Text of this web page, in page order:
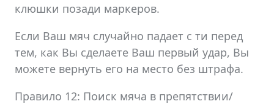
клюшки позади маркеров.
Если Ваш мяч случайно падает с ти перед
тем, как Вы сделаете Ваш первый удар, Вы
можете вернуть его на место без штрафа.
Правило 12: Поиск мяча в препятствии/